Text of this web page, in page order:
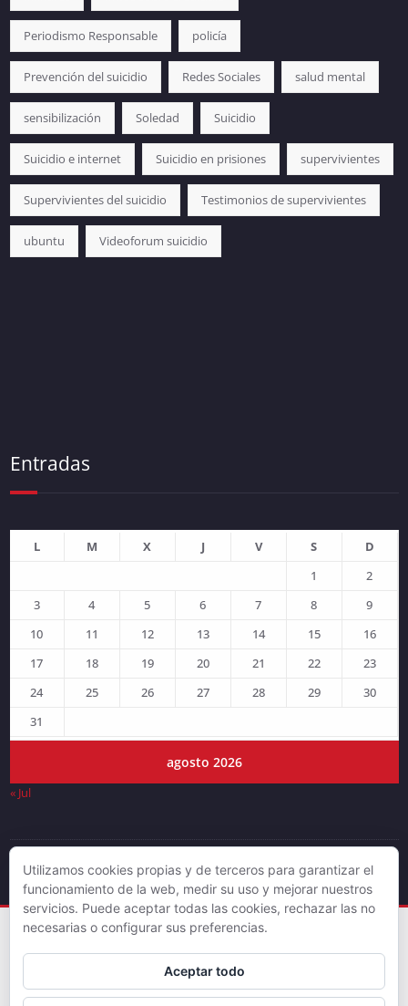
Periodismo Responsable policía
Prevención del suicidio Redes Sociales salud mental
sensibilización Soledad Suicidio
Suicidio e internet Suicidio en prisiones supervivientes
Supervivientes del suicidio Testimonios de supervivientes
ubuntu Videoforum suicidio
Entradas
agosto 2026
L M X J V S
D
1
2
3
4 5 6 7 8
9
10
11 12 13 14 15
16
17
18 19 20 21 22
23
24
25 26 27 28 29
30
31
« Jul
© DJLV 2019
Utilizamos cookies propias y de terceros para garantizar el
funcionamiento de la web, medir su uso y mejorar nuestros
servicios. Puede aceptar todas las cookies, rechazar las no
necesarias o configurar sus preferencias.
Aceptar todo